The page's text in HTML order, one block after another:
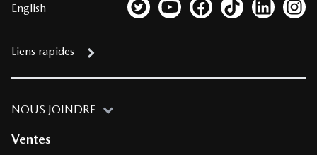
English Lien vers notre compte Twitter
Lien vers notre chaîne
Lien vers notre page
Lien vers notre
Lien vers
Lien
Liens rapides
NOUS JOINDRE
Ventes